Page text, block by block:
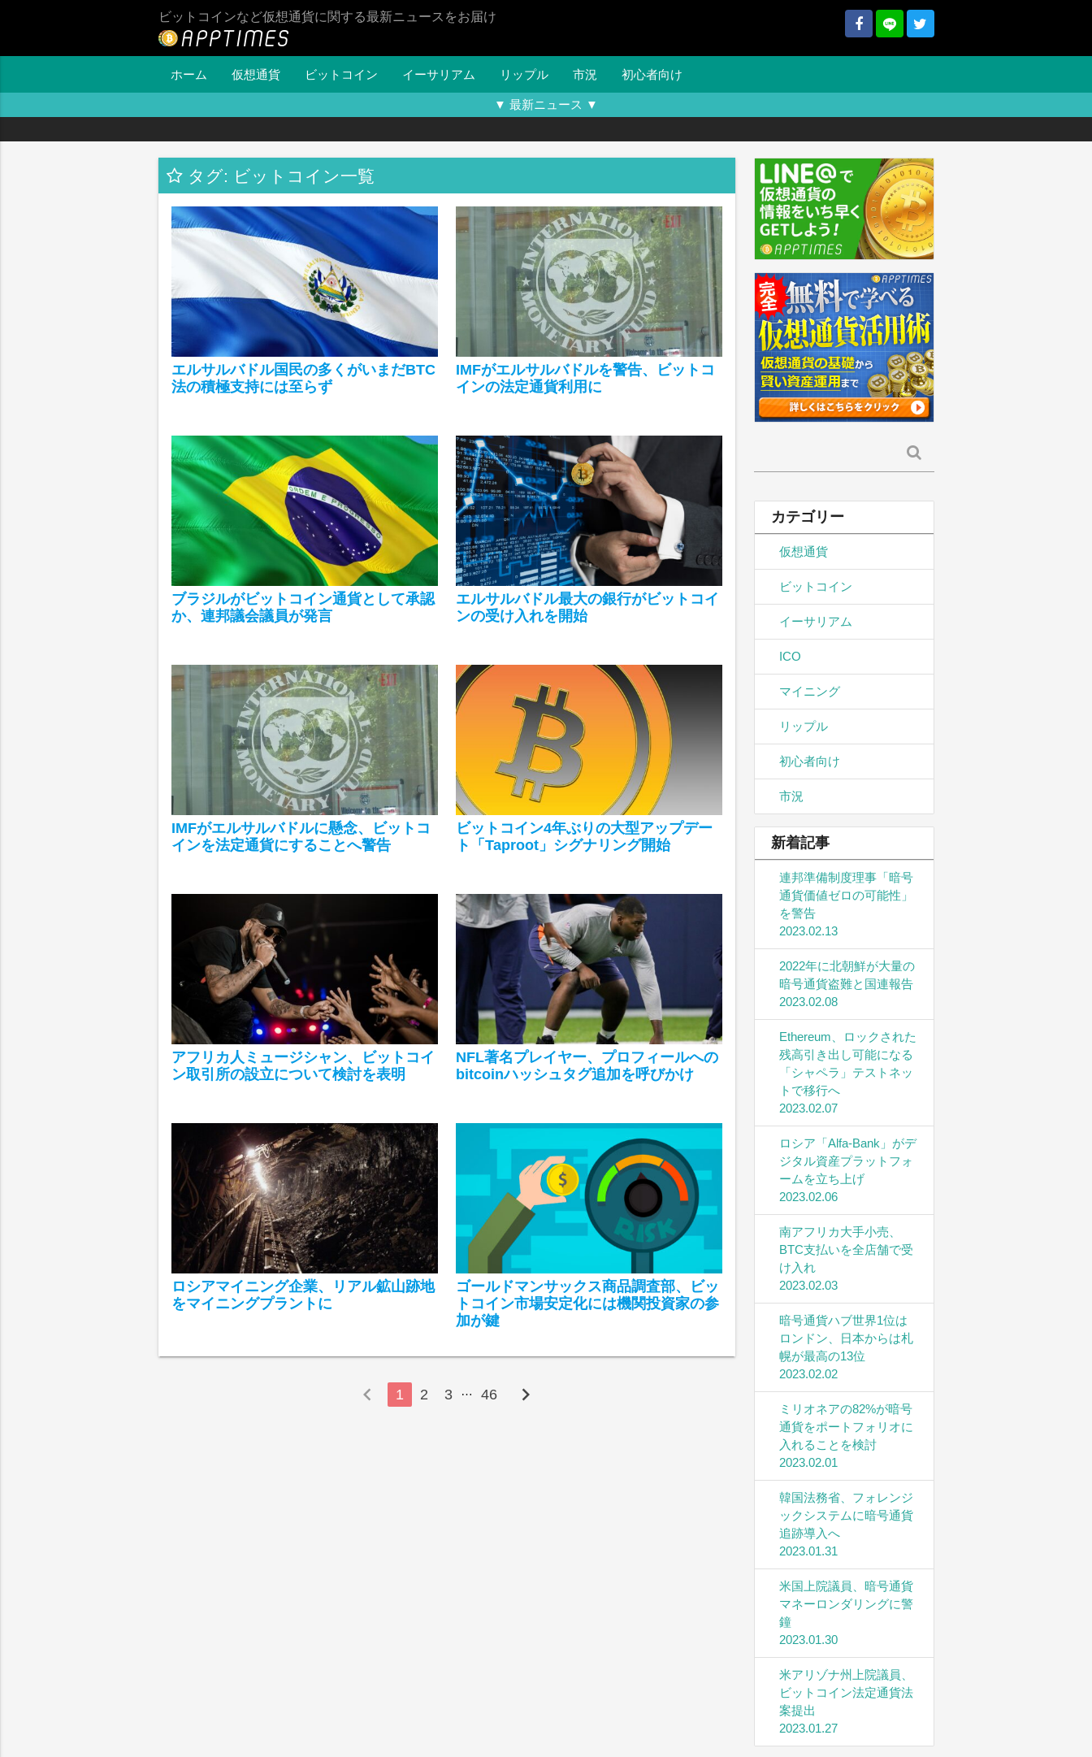
ビットコインなど仮想通貨に関する最新ニュースをお届け
ホーム 仮想通貨 ビットコイン イーサリアム リップル 市況 初心者向け
▼ 最新ニュース ▼
タグ: ビットコイン一覧
エルサルバドル国民の多くがいまだBTC
法の積極支持には至らず
IMFがエルサルバドルを警告、ビットコ
インの法定通貨利用に
ブラジルがビットコイン通貨として承認
か、連邦議会議員が発言
エルサルバドル最大の銀行がビットコイ
ンの受け入れを開始
IMFがエルサルバドルに懸念、ビットコ
インを法定通貨にすることへ警告
ビットコイン4年ぶりの大型アップデー
ト「Taproot」シグナリング開始
アフリカ人ミュージシャン、ビットコイ
ン取引所の設立について検討を表明
NFL著名プレイヤー、プロフィールへの
bitcoinハッシュタグ追加を呼びかけ
ロシアマイニング企業、リアル鉱山跡地
をマイニングプラントに
ゴールドマンサックス商品調査部、ビッ
トコイン市場安定化には機関投資家の参
加が鍵
chevron_left 1 2 3 … 46 chevron_right
索:
カテゴリー
仮想通貨
ビットコイン
イーサリアム
ICO
マイニング
リップル
初心者向け
市況
新着記事
連邦準備制度理事「暗号
通貨価値ゼロの可能性」
を警告
2023.02.13
2022年に北朝鮮が大量の
暗号通貨盗難と国連報告
2023.02.08
Ethereum、ロックされた
残高引き出し可能になる
「シャペラ」テストネッ
トで移行へ
2023.02.07
ロシア「Alfa-Bank」がデ
ジタル資産プラットフォ
ームを立ち上げ
2023.02.06
南アフリカ大手小売、
BTC支払いを全店舗で受
け入れ
2023.02.03
暗号通貨ハブ世界1位は
ロンドン、日本からは札
幌が最高の13位
2023.02.02
ミリオネアの82%が暗号
通貨をポートフォリオに
入れることを検討
2023.02.01
韓国法務省、フォレンジ
ックシステムに暗号通貨
追跡導入へ
2023.01.31
米国上院議員、暗号通貨
マネーロンダリングに警
鐘
2023.01.30
米アリゾナ州上院議員、
ビットコイン法定通貨法
案提出
2023.01.27